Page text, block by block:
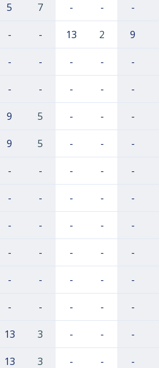
5 7 - - -
- - 13 2 9
- - - - -
- - - - -
9 5 - - -
9 5 - - -
- - - - -
- - - - -
- - - - -
- - - - -
- - - - -
- - - - -
13 3 - - -
13 3 - - -